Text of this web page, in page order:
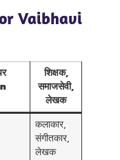
Vaibhavi
शिक्षक,
समाजसेवी,
लेखक
कलाकार,
संगीतकार,
लेखक